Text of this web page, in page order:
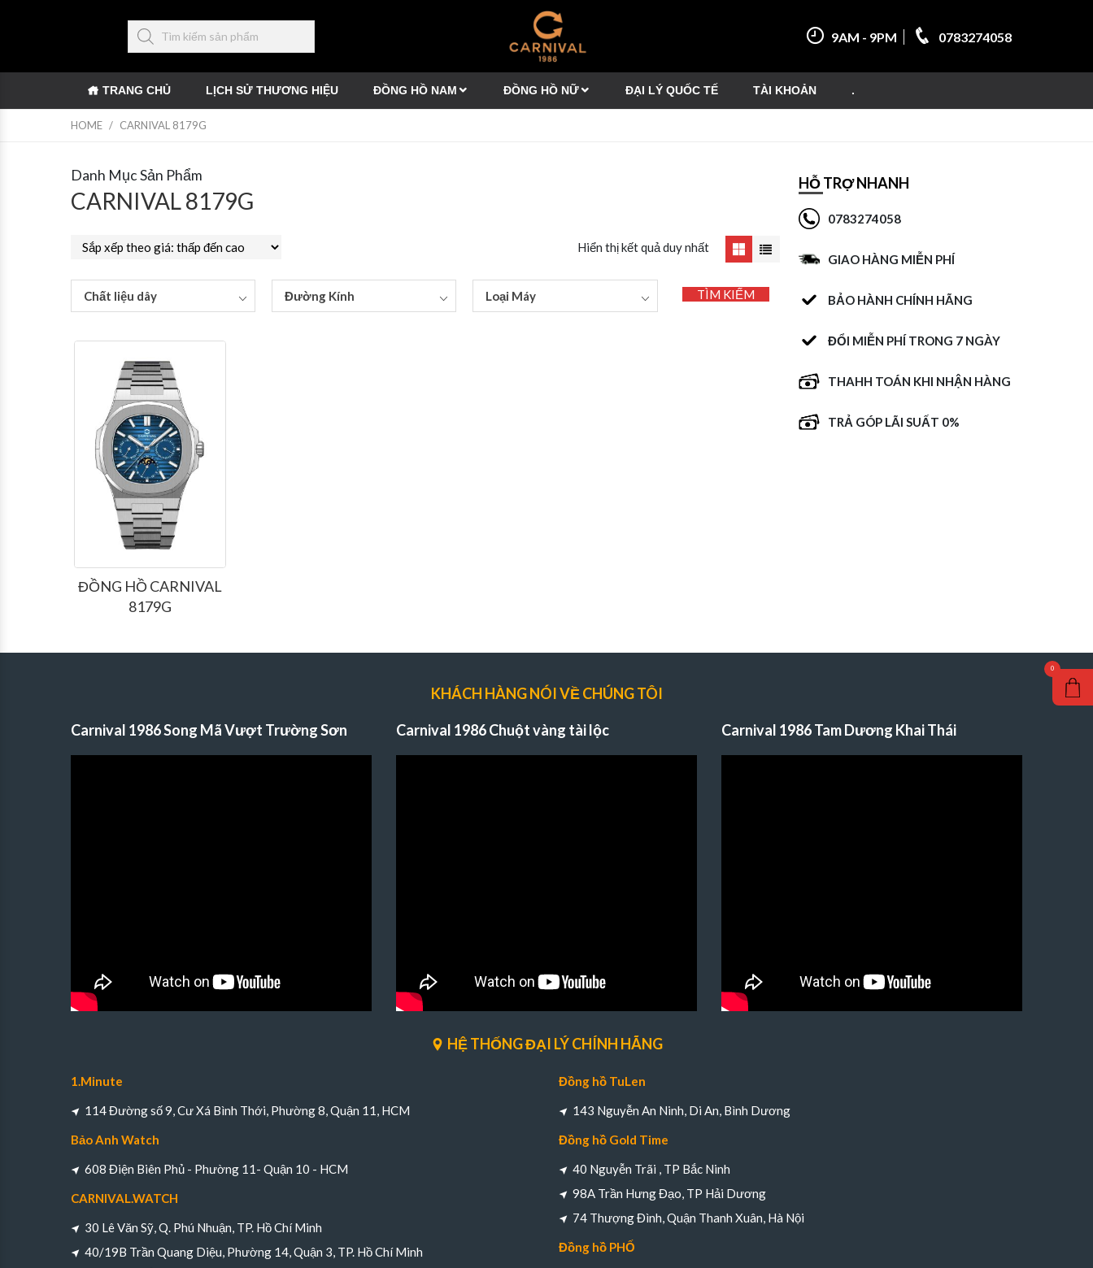
9AM - 9PM 0783274058
TRANG CHỦ LỊCH SỬ THƯƠNG HIỆU ĐỒNG HỒ NAM ĐỒNG HỒ NỮ ĐẠI LÝ QUỐC TẾ TÀI KHOẢN .
HOME / CARNIVAL 8179G
Danh Mục Sản Phẩm
CARNIVAL 8179G
Hiển thị kết quả duy nhất
Chất liệu dây Đường Kính Loại Máy TÌM KIẾM
ĐỒNG HỒ CARNIVAL
8179G
HỖ TRỢ NHANH
0783274058
GIAO HÀNG MIỄN PHÍ
BẢO HÀNH CHÍNH HÃNG
ĐỔI MIỄN PHÍ TRONG 7 NGÀY
THAHH TOÁN KHI NHẬN HÀNG
TRẢ GÓP LÃI SUẤT 0%
KHÁCH HÀNG NÓI VỀ CHÚNG TÔI
Carnival 1986 Song Mã Vượt Trường Sơn Carnival 1986 Chuột vàng tài lộc Carnival 1986 Tam Dương Khai Thái
HỆ THỐNG ĐẠI LÝ CHÍNH HÃNG
1.Minute
114 Đường số 9, Cư Xá Bình Thới, Phường 8, Quận 11, HCM
Bảo Anh Watch
608 Điện Biên Phủ - Phường 11- Quận 10 - HCM
CARNIVAL.WATCH
30 Lê Văn Sỹ, Q. Phú Nhuận, TP. Hồ Chí Minh
40/19B Trần Quang Diệu, Phường 14, Quận 3, TP. Hồ Chí Minh
Đồng hồ TuLen
143 Nguyễn An Ninh, Di An, Bình Dương
Đồng hồ Gold Time
40 Nguyễn Trãi , TP Bắc Ninh
98A Trần Hưng Đạo, TP Hải Dương
74 Thượng Đình, Quận Thanh Xuân, Hà Nội
Đồng hồ PHỐ